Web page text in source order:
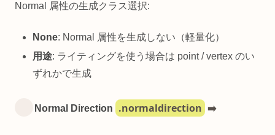
Normal 属性の生成クラス選択:
None: Normal 属性を生成しない（軽量化）
用途: ライティングを使う場合は point / vertex のい
ずれかで生成
Normal Direction .normaldirection ➡️